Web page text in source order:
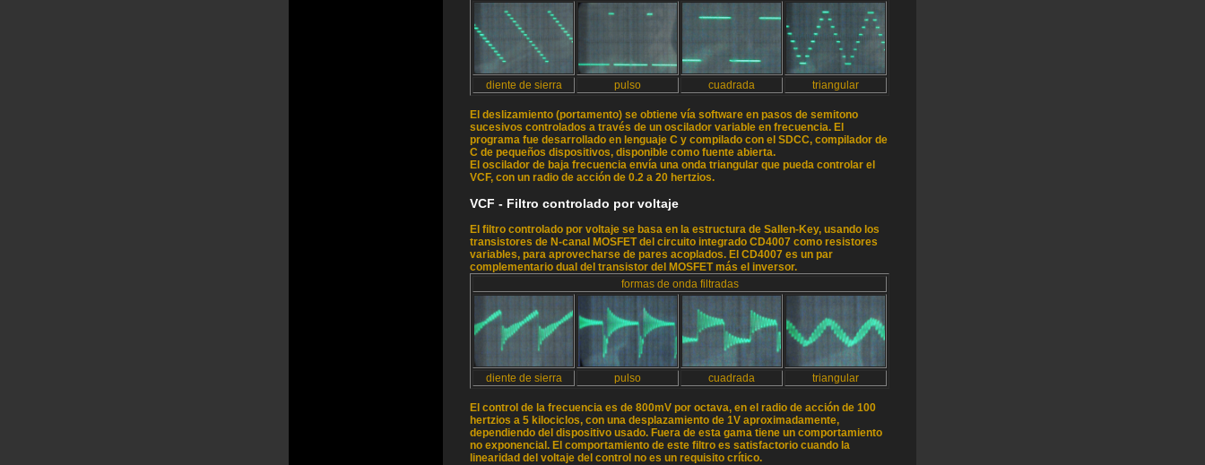
diente de sierra pulso cuadrada triangular
El deslizamiento (portamento) se obtiene vía software en pasos de semitono
sucesivos controlados a través de un oscilador variable en frecuencia. El
programa fue desarrollado en lenguaje C y compilado con el SDCC, compilador de
C de pequeños dispositivos, disponible como fuente abierta.
El oscilador de baja frecuencia envía una onda triangular que pueda controlar el
VCF, con un radio de acción de 0.2 a 20 hertzios.
VCF - Filtro controlado por voltaje
El filtro controlado por voltaje se basa en la estructura de Sallen-Key, usando los
transistores de N-canal MOSFET del circuito integrado CD4007 como resistores
variables, para aprovecharse de pares acoplados. El CD4007 es un par
complementario dual del transistor del MOSFET más el inversor.
formas de onda filtradas
diente de sierra pulso cuadrada triangular
El control de la frecuencia es de 800mV por octava, en el radio de acción de 100
hertzios a 5 kilociclos, con una desplazamiento de 1V aproximadamente,
dependiendo del dispositivo usado. Fuera de esta gama tiene un comportamiento
no exponencial. El comportamiento de este filtro es satisfactorio cuando la
linearidad del voltaje del control no es un requisito crítico.